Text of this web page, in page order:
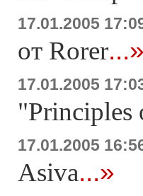
17.01.2005
от Rorer...»
17.01.2005
"Principles
17.01.2005
Asiva...»